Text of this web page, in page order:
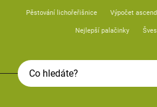
Pěstování lichořeřišnice Výpočet
Nejlepší palačinky